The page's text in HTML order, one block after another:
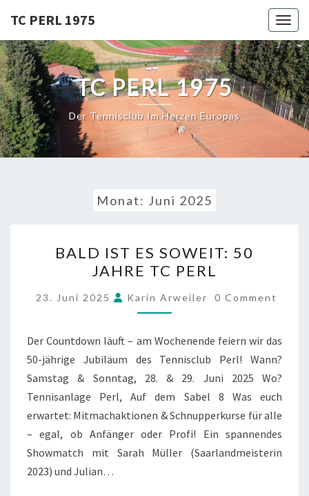
content
TC PERL 1975
TC PERL 1975
Der Tennisclub Im Herzen Europas
Monat: Juni 2025
IST
ES
SOWEIT:
50
BALD IST ES SOWEIT: 50
JAHRE TC PERL
23. Juni 2025 Karin Arweiler COMMENTS
0 Comment
Der Countdown läuft – am Wochenende feiern wir das
50-jährige Jubiläum des Tennisclub Perl! Wann?
Samstag & Sonntag, 28. & 29. Juni 2025 Wo?
Tennisanlage Perl, Auf dem Sabel 8 Was euch
erwartet: Mitmachaktionen & Schnupperkurse für alle
– egal, ob Anfänger oder Profi! Ein spannendes
Showmatch mit Sarah Müller (Saarlandmeisterin
2023) und Julian…